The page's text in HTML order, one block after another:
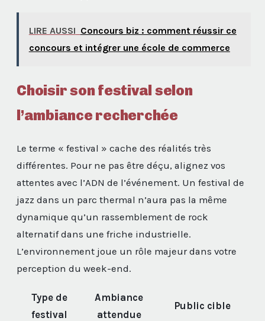
LIRE AUSSI Concours biz : comment réussir ce
concours et intégrer une école de commerce
Choisir son festival selon
l’ambiance recherchée
Le terme « festival » cache des réalités très
différentes. Pour ne pas être déçu, alignez vos
attentes avec l’ADN de l’événement. Un festival de
jazz dans un parc thermal n’aura pas la même
dynamique qu’un rassemblement de rock
alternatif dans une friche industrielle.
L’environnement joue un rôle majeur dans votre
perception du week-end.
Type de
festival
Ambiance
attendue
Public cible